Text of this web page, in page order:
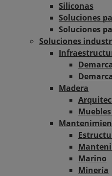
Siliconas
Soluciones
Soluciones
Soluciones
Madera
Marino
Minería